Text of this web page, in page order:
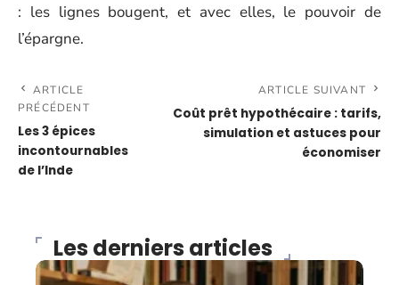
: les lignes bougent, et avec elles, le pouvoir de
l’épargne.
ARTICLE
PRÉCÉDENT
Les 3 épices
incontournables
de l’Inde
ARTICLE SUIVANT
Coût prêt hypothécaire : tarifs,
simulation et astuces pour
économiser
Les derniers articles